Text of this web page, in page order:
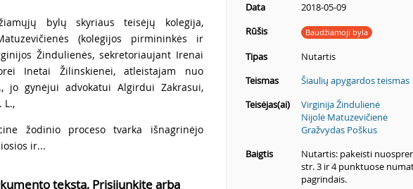
bylų skyriaus teisėjų kolegija,
(kolegijos pirmininkės ir
Žindulienės, sekretoriaujant Irenai
Inetai Žilinskienei, atleistajam nuo
jo gynėjui advokatui Algirdui Zakrasui,
L.,
žodinio proceso tvarka išnagrinėjo
ir...
tekstą, Prisijunkite arba
Data
2018-05-09
Rūšis
Baudžiamoji byla
Tipas
Nutartis
Teismas
Šiaulių apygardos teismas
Teisėjas(ai)
Virginija Žindulienė
Nijolė Matuzevičienė
Gražvydas Poškus
Baigtis
Nutartis: pakeisti
str. 3 ir 4 punktuose
pagrindais.